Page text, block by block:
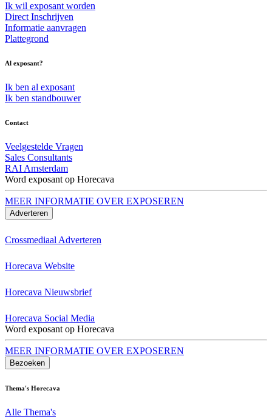
Ik wil exposant worden
Direct Inschrijven
Informatie aanvragen
Plattegrond
Al exposant?
Ik ben al exposant
Ik ben standbouwer
Contact
Veelgestelde Vragen
Sales Consultants
RAI Amsterdam
Word exposant op Horecava
MEER INFORMATIE OVER EXPOSEREN
Adverteren
Crossmediaal Adverteren
Horecava Website
Horecava Nieuwsbrief
Horecava Social Media
Word exposant op Horecava
MEER INFORMATIE OVER EXPOSEREN
Bezoeken
Thema's Horecava
Alle Thema's